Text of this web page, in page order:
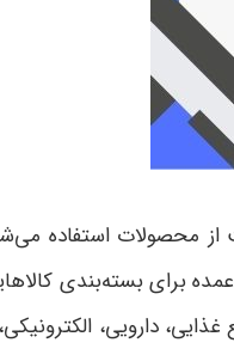
محصولات استفاده
برای بسته‌بندی
دارویی،